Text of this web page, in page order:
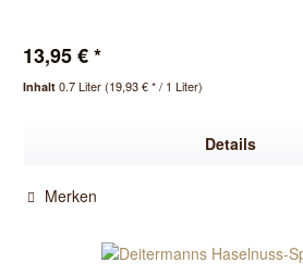
13,95 € *
Inhalt0.7 Liter(19,93 € * / 1 Liter)
Details
Merken